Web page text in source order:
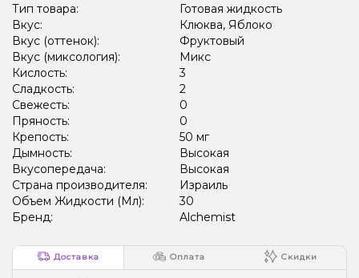
Тип товара:
Готовая жидкость
Вкус:
Клюква, Яблоко
Вкус (оттенок):
Фруктовый
Вкус (миксология):
Микс
Кислость:
3
Сладкость:
2
Свежесть:
0
Пряность:
0
Крепость:
50 мг
Дымность:
Высокая
Вкусопередача:
Высокая
Страна производителя:
Израиль
Объем Жидкости (Мл):
30
Бренд:
Alchemist
Доставка Оплата Скидки